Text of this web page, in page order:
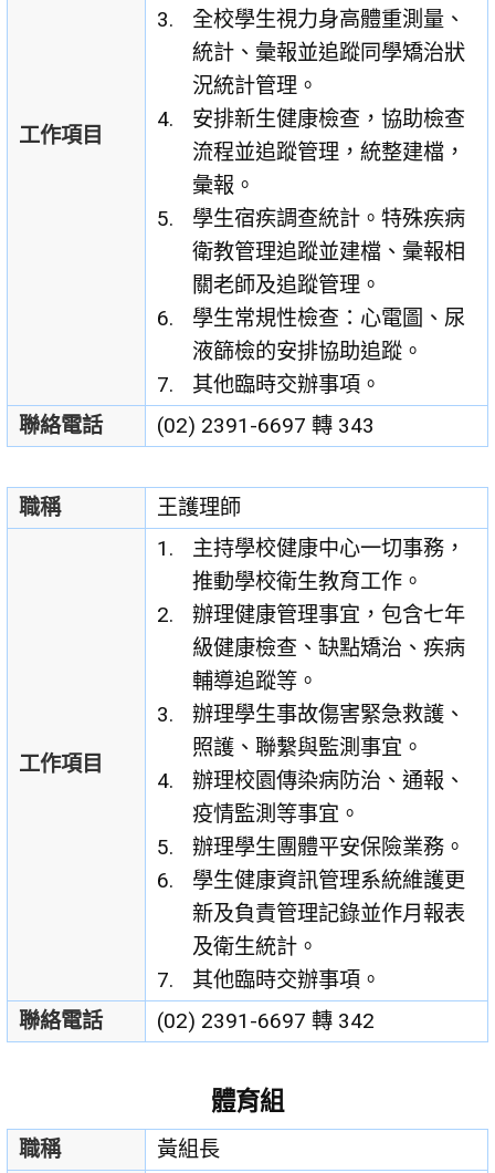
工作項目
全校學生視力身高體重測量、
統計、彙報並追蹤同學矯治狀
況統計管理。
安排新生健康檢查，協助檢查
流程並追蹤管理，統整建檔，
彙報。
學生宿疾調查統計。特殊疾病
衛教管理追蹤並建檔、彙報相
關老師及追蹤管理。
學生常規性檢查：心電圖、尿
液篩檢的安排協助追蹤。
其他臨時交辦事項。
聯絡電話
(02) 2391-6697 轉 343
職稱 王護理師
工作項目
主持學校健康中心一切事務，
推動學校衛生教育工作。
辦理健康管理事宜，包含七年
級健康檢查、缺點矯治、疾病
輔導追蹤等。
辦理學生事故傷害緊急救護、
照護、聯繫與監測事宜。
辦理校園傳染病防治、通報、
疫情監測等事宜。
辦理學生團體平安保險業務。
學生健康資訊管理系統維護更
新及負責管理記錄並作月報表
及衛生統計。
其他臨時交辦事項。
聯絡電話
(02) 2391-6697 轉 342
體育組
職稱 黃組長